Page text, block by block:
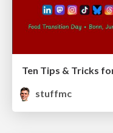
Ten Tips & Tricks
stuffmc